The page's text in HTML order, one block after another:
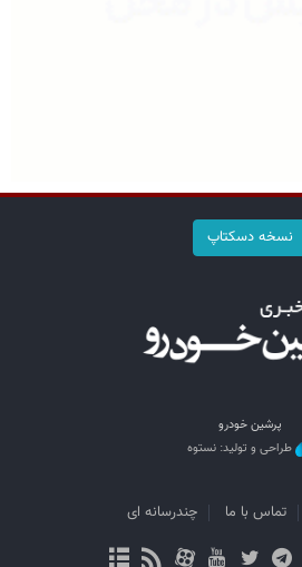
نسخه دسکتاپ
پرشین خودرو
طراحی و تولید: نستوه
تماس با ما چندرسانه ای